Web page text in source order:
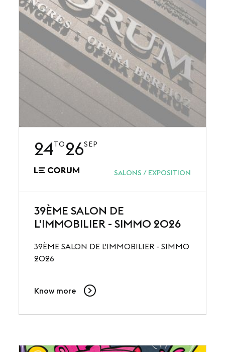
24TO26SEP
SALONS / EXPOSITION
39ÈME SALON DE
L'IMMOBILIER - SIMMO 2026
39ÈME SALON DE L'IMMOBILIER - SIMMO
2026
Know more